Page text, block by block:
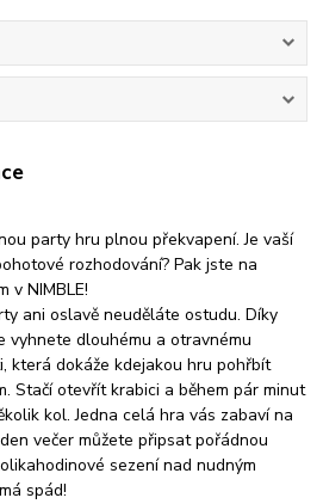
party hru plnou překvapení. Je vaší
rozhodování? Pak jste na
v NIMBLE!
ani oslavě neuděláte ostudu. Díky
vyhnete dlouhému a otravnému
která dokáže kdejakou hru pohřbít
Stačí otevřít krabici a během pár minut
kol. Jedna celá hra vás zabaví na
večer můžete připsat pořádnou
sezení nad nudným
spád!